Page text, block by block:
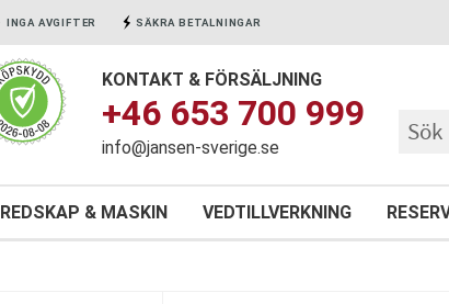
INGA AVGIFTER SÄKRA BETALNINGAR
KONTAKT & FÖRSÄLJNING
+46 653 700 999
info@jansen-sverige.se
REDSKAP & MASKIN VEDTILLVERKNING